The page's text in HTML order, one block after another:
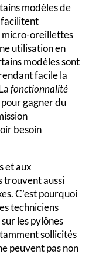
modèles de
facilitent
micro-oreillettes
utilisation en
modèles sont
facile la
fonctionnalité
gagner du
besoin
et aux
trouvent aussi
C’est pourquoi
techniciens
les pylônes
sollicités
peuvent pas non